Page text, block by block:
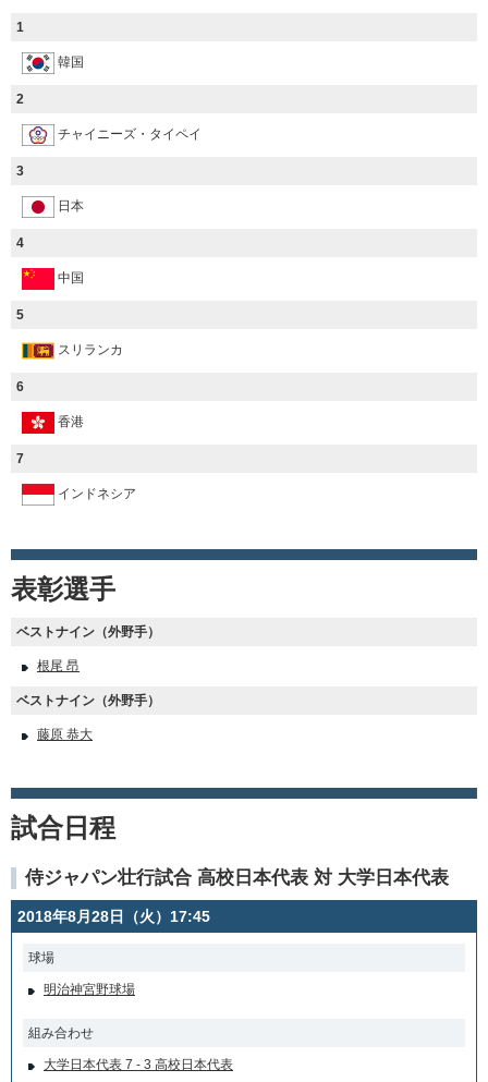
1
韓国
2
チャイニーズ・タイペイ
3
日本
4
中国
5
スリランカ
6
香港
7
インドネシア
表彰選手
ベストナイン（外野手）
根尾 昂
ベストナイン（外野手）
藤原 恭大
試合日程
侍ジャパン壮行試合 高校日本代表 対 大学日本代表
2018年8月28日（火）17:45
球場
明治神宮野球場
組み合わせ
大学日本代表 7 - 3 高校日本代表